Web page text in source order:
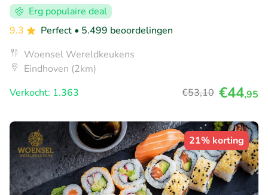
Erg populaire deal
9.3
Perfect • 5.499 beoordelingen
Woensel Wereldkeukens
Eindhoven (2km)
Verkocht: 1.363
€53,10 €44,95
21% korting